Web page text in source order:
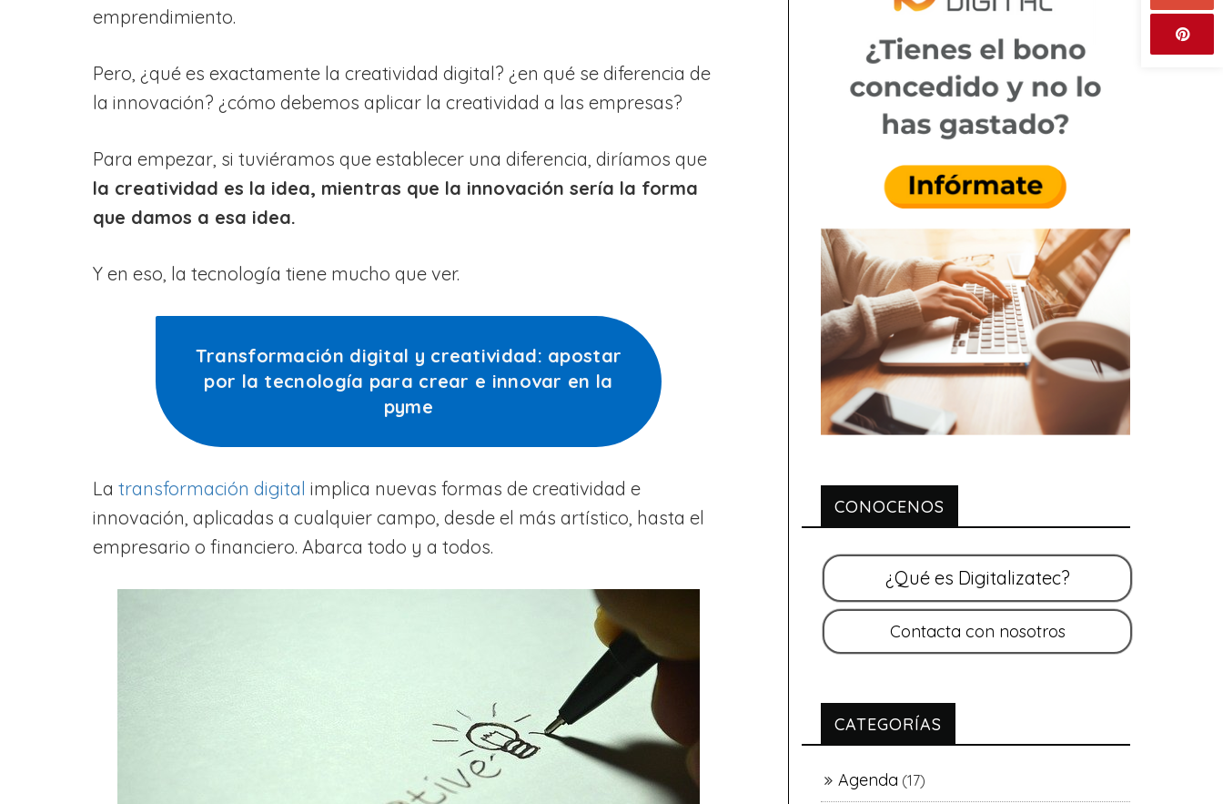
emprendimiento.
Pero, ¿qué es exactamente la creatividad digital? ¿en qué se diferencia de
la innovación? ¿cómo debemos aplicar la creatividad a las empresas?
Para empezar, si tuviéramos que establecer una diferencia, diríamos que
la creatividad es la idea, mientras que la innovación sería la forma
que damos a esa idea.
Y en eso, la tecnología tiene mucho que ver.
Transformación digital y creatividad: apostar
por la tecnología para crear e innovar en la
pyme
La transformación digital implica nuevas formas de creatividad e
innovación, aplicadas a cualquier campo, desde el más artístico, hasta el
empresario o financiero. Abarca todo y a todos.
CONOCENOS
CATEGORÍAS
Agenda (17)